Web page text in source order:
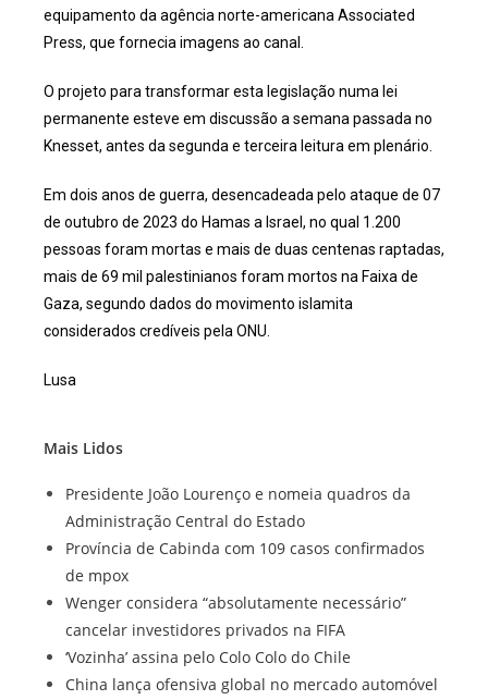
equipamento da agência norte-americana Associated
Press, que fornecia imagens ao canal.
O projeto para transformar esta legislação numa lei
permanente esteve em discussão a semana passada no
Knesset, antes da segunda e terceira leitura em plenário.
Em dois anos de guerra, desencadeada pelo ataque de 07
de outubro de 2023 do Hamas a Israel, no qual 1.200
pessoas foram mortas e mais de duas centenas raptadas,
mais de 69 mil palestinianos foram mortos na Faixa de
Gaza, segundo dados do movimento islamita
considerados credíveis pela ONU.
Lusa
Mais Lidos
Presidente João Lourenço e nomeia quadros da
Administração Central do Estado
Província de Cabinda com 109 casos confirmados
de mpox
Wenger considera “absolutamente necessário”
cancelar investidores privados na FIFA
‘Vozinha’ assina pelo Colo Colo do Chile
China lança ofensiva global no mercado automóvel